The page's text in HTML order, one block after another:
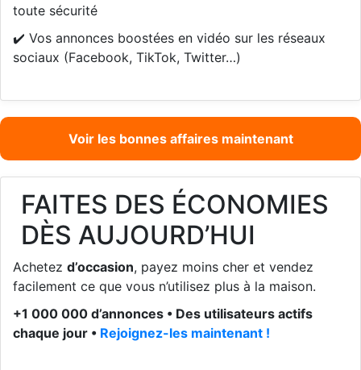
toute sécurité
✔️ Vos annonces boostées en vidéo sur les réseaux
sociaux (Facebook, TikTok, Twitter…)
Voir les bonnes affaires maintenant
FAITES DES ÉCONOMIES
DÈS AUJOURD’HUI
Achetez d’occasion, payez moins cher et vendez
facilement ce que vous n’utilisez plus à la maison.
+1 000 000 d’annonces • Des utilisateurs actifs
chaque jour • Rejoignez-les maintenant !